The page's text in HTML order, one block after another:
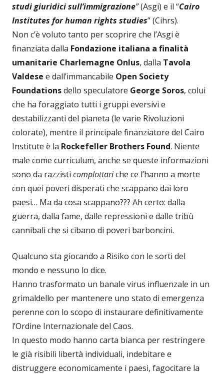
studi giuridici sull’immigrazione”(Asgi) e il “Cairo
Institutes for human rights studies” (Cihrs).
Non c’è voluto tanto per scoprire che l’Asgi è
finanziata dalla Fondazione italiana a finalità
umanitarie Charlemagne Onlus, dalla Tavola
Valdese e dall’immancabile Open Society
Foundationsdello speculatore George Soros, colui
che ha foraggiato tutti i gruppi eversivi e
destabilizzanti del pianeta (le varie Rivoluzioni
colorate), mentre il principale finanziatore del Cairo
Institute è la Rockefeller Brothers Found. Niente
male come curriculum, anche se queste informazioni
sono da razzisti complottariche ce l’hanno a morte
con quei poveri disperati che scappano dai loro
paesi… Ma da cosa scappano??? Ah certo: dalla
guerra, dalla fame, dalle repressioni e dalle tribù
cannibali che si cibano di poveri barboncini.
Qualcuno sta giocando a Risiko con le sorti del
mondo e nessuno lo dice.
Hanno trasformato un banale virus influenzale in un
grimaldello per mantenere uno stato di emergenza
perenne con lo scopo di instaurare definitivamente
l’Ordine Internazionale del Caos.
In questo modo hanno carta bianca per restringere
le già risibili libertà individuali, indebitare e
distruggere economicamente i paesi, fagocitare la